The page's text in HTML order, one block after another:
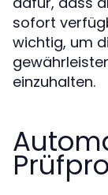
sofort
wichtig, um
einzuhalten.